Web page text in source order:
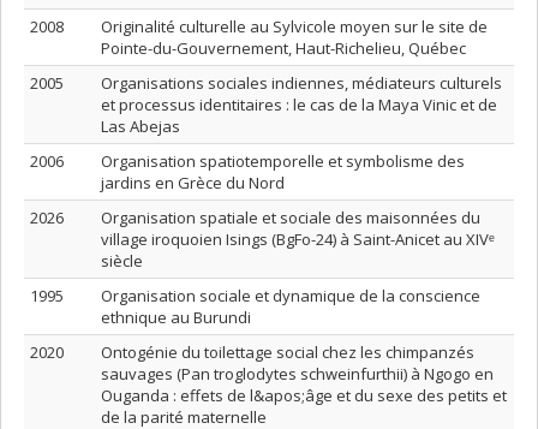
2008
Originalité culturelle au Sylvicole moyen sur le site de
Pointe-du-Gouvernement, Haut-Richelieu, Québec
2005
Organisations sociales indiennes, médiateurs culturels
et processus identitaires : le cas de la Maya Vinic et de
Las Abejas
2006
Organisation spatiotemporelle et symbolisme des
jardins en Grèce du Nord
2026
Organisation spatiale et sociale des maisonnées du
village iroquoien Isings (BgFo-24) à Saint-Anicet au XIVᵉ
siècle
1995
Organisation sociale et dynamique de la conscience
ethnique au Burundi
2020
Ontogénie du toilettage social chez les chimpanzés
sauvages (Pan troglodytes schweinfurthii) à Ngogo en
Ouganda : effets de l&apos;âge et du sexe des petits et
de la parité maternelle